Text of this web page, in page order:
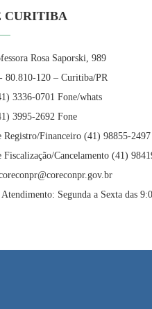
CURITIBA
Rosa Saporski, 989
80.810-120 – Curitiba/PR
3336-0701 Fone/whats
3995-2692 Fone
Registro/Financeiro (41) 98855-
Fiscalização/Cancelamento (41)
Segunda a Sexta das